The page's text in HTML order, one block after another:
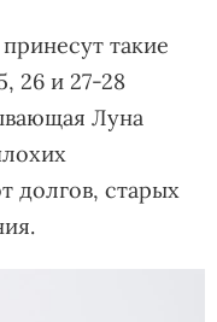
такие
26 и 27-28
Луна
долгов, старых